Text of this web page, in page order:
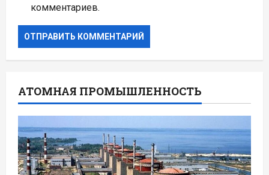
комментариев.
АТОМНАЯ ПРОМЫШЛЕННОСТЬ